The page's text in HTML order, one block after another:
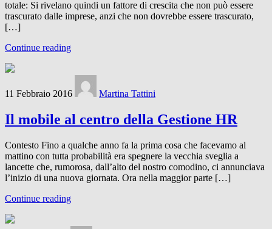
totale: Si rivelano quindi un fattore di crescita che non può essere
trascurato dalle imprese, anzi che non dovrebbe essere trascurato,
[…]
Continue reading
11 Febbraio 2016 Martina Tattini
Il mobile al centro della Gestione HR
Contesto Fino a qualche anno fa la prima cosa che facevamo al
mattino con tutta probabilità era spegnere la vecchia sveglia a
lancette che, rumorosa, dall’alto del nostro comodino, ci annunciava
l’inizio di una nuova giornata. Ora nella maggior parte […]
Continue reading